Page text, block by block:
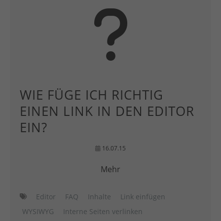
WIE FÜGE ICH RICHTIG
EINEN LINK IN DEN EDITOR
EIN?
16.07.15
Mehr
Editor FAQ Inhalte
Link einfügen
WYSIWYG
Interne Seiten verlinken